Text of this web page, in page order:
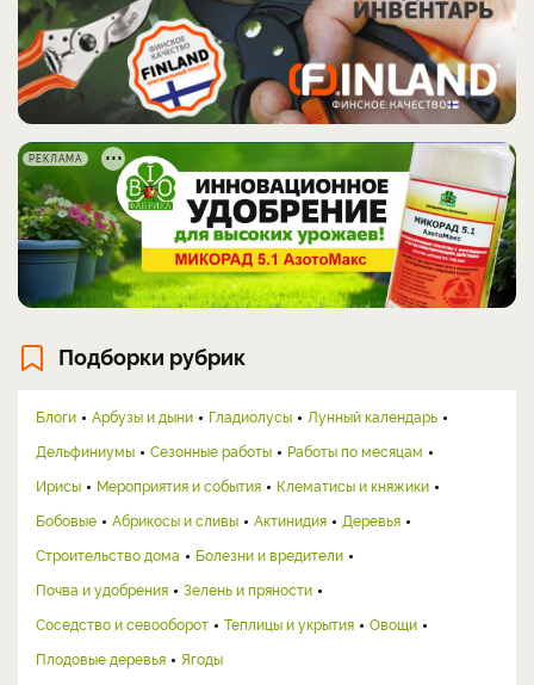
РЕКЛАМА
Подборки рубрик
Блоги Арбузы и дыни Гладиолусы
Лунный календарь
Дельфиниумы
Сезонные работы
Работы по месяцам
Ирисы
Мероприятия и события
Клематисы и княжики
Бобовые
Абрикосы и сливы Актинидия
Деревья
Строительство дома
Болезни и вредители
Почва и удобрения
Зелень и пряности
Соседство и севооборот
Теплицы и укрытия
Овощи
Плодовые деревья
Ягоды